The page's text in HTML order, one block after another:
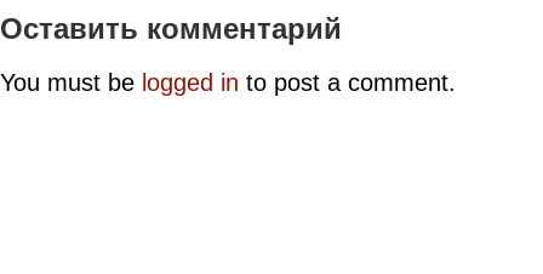
Оставить комментарий
You must be logged in to post a comment.